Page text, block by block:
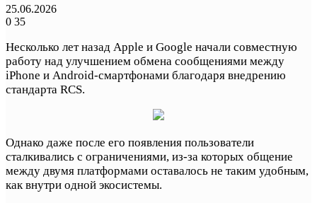
25.06.2026
0 35
Несколько лет назад Apple и Google начали совместную
работу над улучшением обмена сообщениями между
iPhone и Android-смартфонами благодаря внедрению
стандарта RCS.
Однако даже после его появления пользователи
сталкивались с ограничениями, из-за которых общение
между двумя платформами оставалось не таким удобным,
как внутри одной экосистемы.